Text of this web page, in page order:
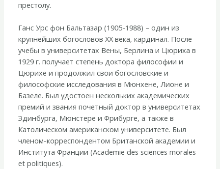
престолу.
Ганс Урс фон Бальтазар (1905-1988) – один из
крупнейших богословов XX века, кардинал. После
учебы в университетах Вены, Берлина и Цюриха в
1929 г. получает степень доктора философии и
Цюрихе и продолжил свои богословские и
философские исследования в Мюнхене, Лионе и
Базеле. Был удостоен нескольких академических
премий и звания почетный доктор в университетах
Эдинбурга, Мюнстере и Фрибурге, а также в
Католическом американском университете. Был
членом-корреспондентом Британской академии и
Института Франции (Academie des sciences morales
et politiques).